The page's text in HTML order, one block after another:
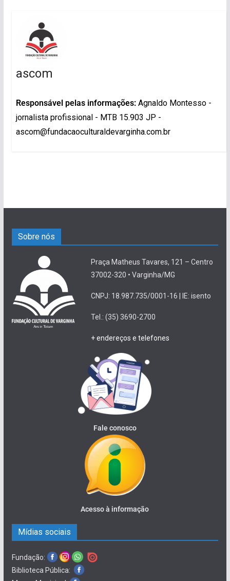
ascom
Responsável pelas informações:Agnaldo Montesso -
jornalista profissional - MTB 15.903 JP -
ascom@fundacaoculturaldevarginha.com.br
Sobre nós
Praça Matheus Tavares, 121 – Centro
37002-320 • Varginha/MG
CNPJ: 18.987.735/0001-16 | IE: isento
Tel.: (35) 3690-2700
+ endereços e telefones
Fale conosco
Acesso à informação
Mídias sociais
Fundação:
Biblioteca Pública: